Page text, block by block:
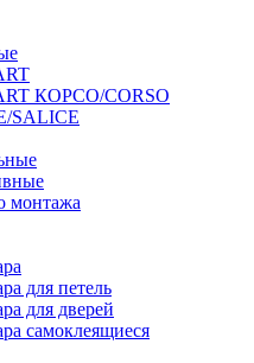
КОРСО/CORSO
SALICE
монтажа
для петель
для дверей
самоклеящиеся